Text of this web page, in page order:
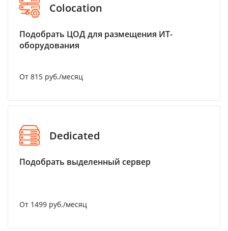
Colocation
Подобрать ЦОД для размещения ИТ-
оборудования
От 815 руб./месяц
Dedicated
Подобрать выделенный сервер
От 1499 руб./месяц